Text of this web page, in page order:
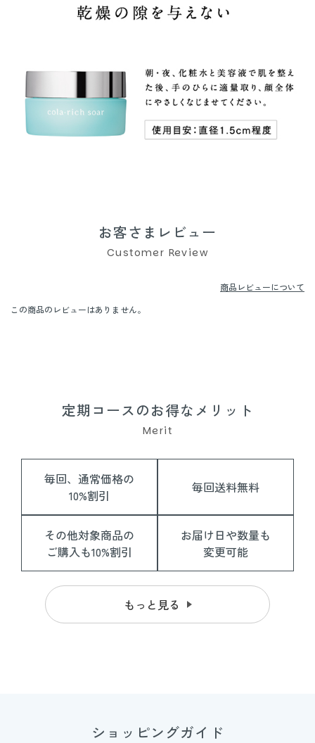
お客さまレビュー
Customer Review
商品レビューについて
この商品のレビューはありません。
定期コースのお得なメリット
Merit
毎回、通常価格の
10%割引
毎回送料無料
その他対象商品の
ご購入も10%割引
お届け日や数量も
変更可能
もっと見る
ショッピングガイド